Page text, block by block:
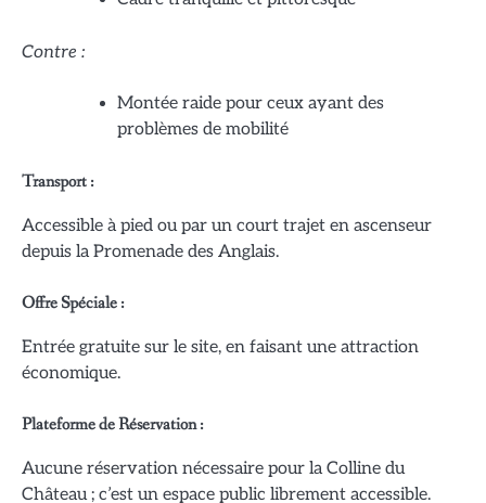
Contre :
Montée raide pour ceux ayant des
problèmes de mobilité
Transport :
Accessible à pied ou par un court trajet en ascenseur
depuis la Promenade des Anglais.
Offre Spéciale :
Entrée gratuite sur le site, en faisant une attraction
économique.
Plateforme de Réservation :
Aucune réservation nécessaire pour la Colline du
Château ; c’est un espace public librement accessible.